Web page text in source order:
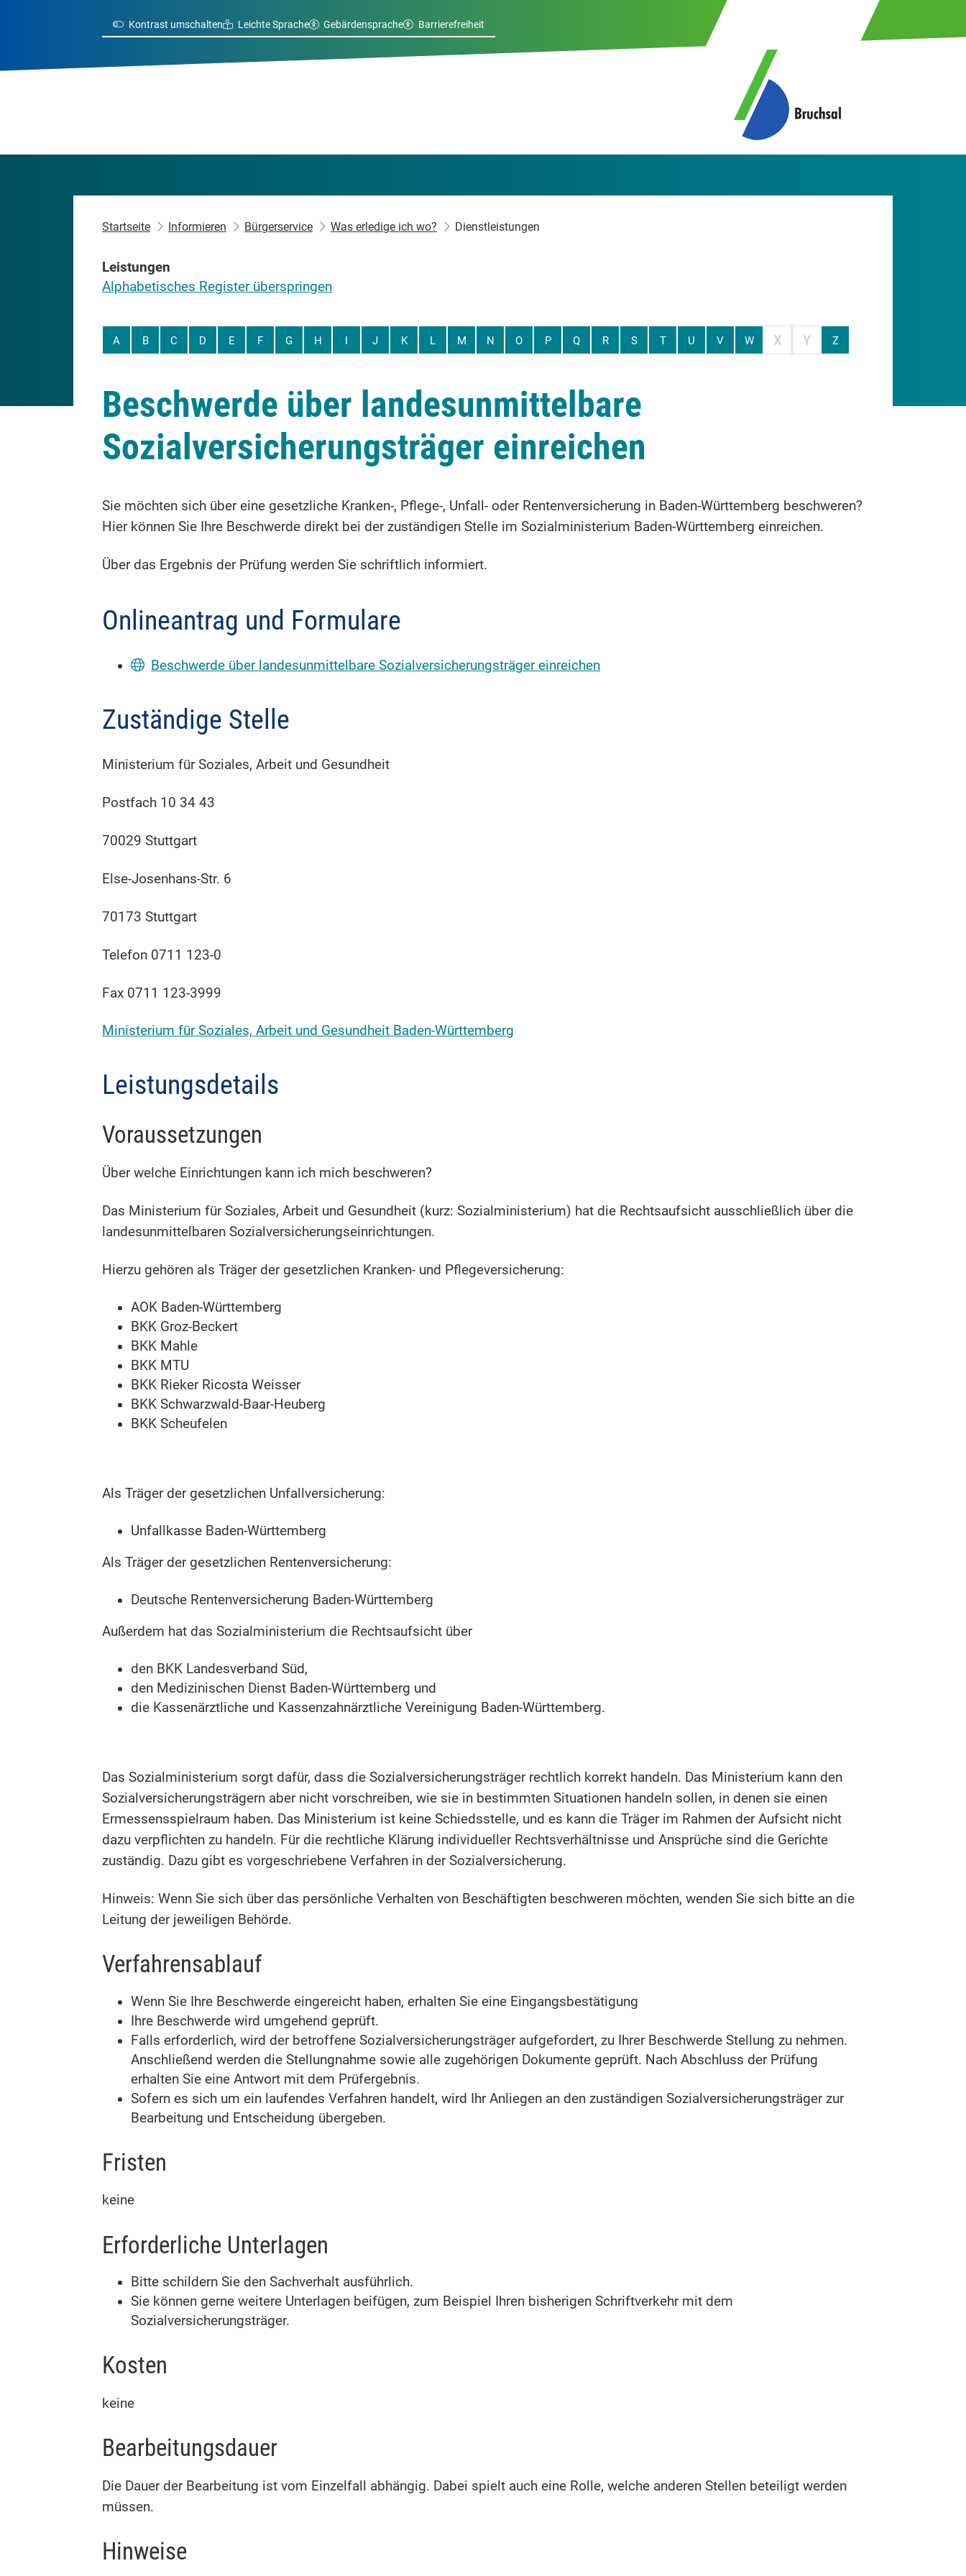
Kontrast umschalten Leichte Sprache Gebärdensprache Barrierefreiheit
Startseite Informieren Bürgerservice Was erledige ich wo? Dienstleistungen
Leistungen
Alphabetisches Register überspringen
A B C D E F G H I J K L M N O P Q R S T U V W X Y Z
Beschwerde über landesunmittelbare
Sozialversicherungsträger einreichen
Sie möchten sich über eine gesetzliche Kranken-, Pflege-, Unfall- oder Rentenversicherung in Baden-Württemberg beschweren?
Hier können Sie Ihre Beschwerde direkt bei der zuständigen Stelle im Sozialministerium Baden-Württemberg einreichen.
Über das Ergebnis der Prüfung werden Sie schriftlich informiert.
Onlineantrag und Formulare
Beschwerde über landesunmittelbare Sozialversicherungsträger einreichen
Zuständige Stelle
Ministerium für Soziales, Arbeit und Gesundheit
Postfach 10 34 43
70029 Stuttgart
Else-Josenhans-Str. 6
70173 Stuttgart
Telefon 0711 123-0
Fax 0711 123-3999
Ministerium für Soziales, Arbeit und Gesundheit Baden-Württemberg
Leistungsdetails
Voraussetzungen
Über welche Einrichtungen kann ich mich beschweren?
Das Ministerium für Soziales, Arbeit und Gesundheit (kurz: Sozialministerium) hat die Rechtsaufsicht ausschließlich über die
landesunmittelbaren Sozialversicherungseinrichtungen.
Hierzu gehören als Träger der gesetzlichen Kranken- und Pflegeversicherung:
AOK Baden-Württemberg
BKK Groz-Beckert
BKK Mahle
BKK MTU
BKK Rieker Ricosta Weisser
BKK Schwarzwald-Baar-Heuberg
BKK Scheufelen
Als Träger der gesetzlichen Unfallversicherung:
Unfallkasse Baden-Württemberg
Als Träger der gesetzlichen Rentenversicherung:
Deutsche Rentenversicherung Baden-Württemberg
Außerdem hat das Sozialministerium die Rechtsaufsicht über
den BKK Landesverband Süd,
den Medizinischen Dienst Baden-Württemberg und
die Kassenärztliche und Kassenzahnärztliche Vereinigung Baden-Württemberg.
Das Sozialministerium sorgt dafür, dass die Sozialversicherungsträger rechtlich korrekt handeln. Das Ministerium kann den
Sozialversicherungsträgern aber nicht vorschreiben, wie sie in bestimmten Situationen handeln sollen, in denen sie einen
Ermessensspielraum haben. Das Ministerium ist keine Schiedsstelle, und es kann die Träger im Rahmen der Aufsicht nicht
dazu verpflichten zu handeln. Für die rechtliche Klärung individueller Rechtsverhältnisse und Ansprüche sind die Gerichte
zuständig. Dazu gibt es vorgeschriebene Verfahren in der Sozialversicherung.
Hinweis: Wenn Sie sich über das persönliche Verhalten von Beschäftigten beschweren möchten, wenden Sie sich bitte an die
Leitung der jeweiligen Behörde.
Verfahrensablauf
Wenn Sie Ihre Beschwerde eingereicht haben, erhalten Sie eine Eingangsbestätigung
Ihre Beschwerde wird umgehend geprüft.
Falls erforderlich, wird der betroffene Sozialversicherungsträger aufgefordert, zu Ihrer Beschwerde Stellung zu nehmen.
Anschließend werden die Stellungnahme sowie alle zugehörigen Dokumente geprüft. Nach Abschluss der Prüfung
erhalten Sie eine Antwort mit dem Prüfergebnis.
Sofern es sich um ein laufendes Verfahren handelt, wird Ihr Anliegen an den zuständigen Sozialversicherungsträger zur
Bearbeitung und Entscheidung übergeben.
Fristen
keine
Erforderliche Unterlagen
Bitte schildern Sie den Sachverhalt ausführlich.
Sie können gerne weitere Unterlagen beifügen, zum Beispiel Ihren bisherigen Schriftverkehr mit dem
Sozialversicherungsträger.
Kosten
keine
Bearbeitungsdauer
Die Dauer der Bearbeitung ist vom Einzelfall abhängig. Dabei spielt auch eine Rolle, welche anderen Stellen beteiligt werden
müssen.
Hinweise